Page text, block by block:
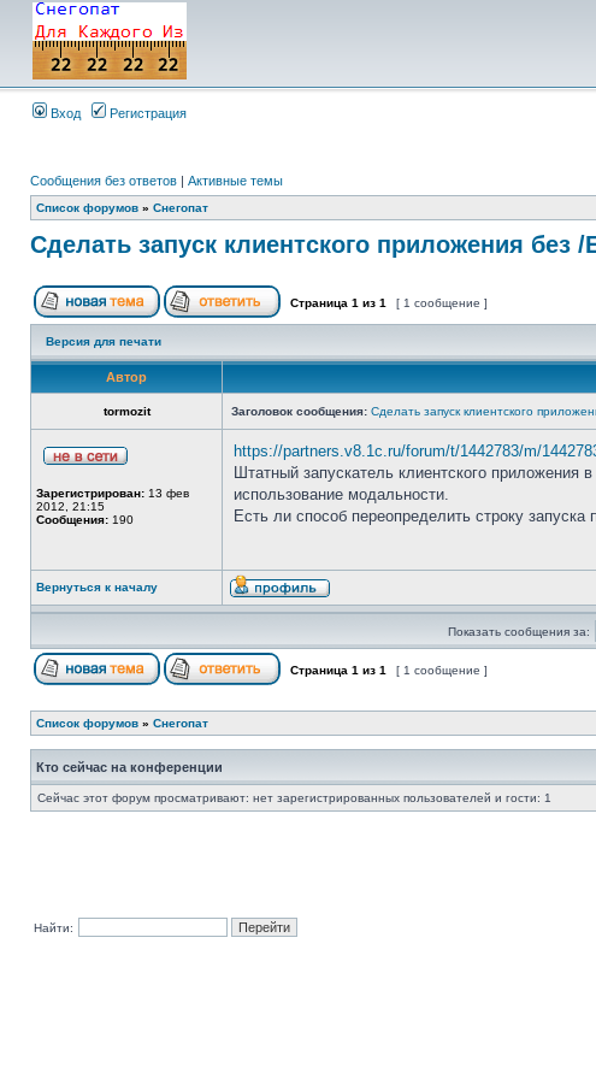
Вход Регистрация
Сообщения без ответов | Активные темы
Список форумов » Снегопат
Cделать запуск клиентского приложения без /
Страница 1 из 1 [ 1 сообщение ]
Версия для печати
Автор
tormozit Заголовок сообщения: Cделать запуск клиентского
Зарегистрирован: 13 фев
2012, 21:15
Сообщения: 190
https://partners.v8.1c.ru/forum/t/1442783/m/
Штатный запускатель клиентского
использование модальности.
Есть ли способ переопределить строку
Вернуться к началу
Показать сообщения за:
Страница 1 из 1 [ 1 сообщение ]
Список форумов » Снегопат
Кто сейчас на конференции
Сейчас этот форум просматривают: нет зарегистрированных пользователей и гости: 1
Найти: